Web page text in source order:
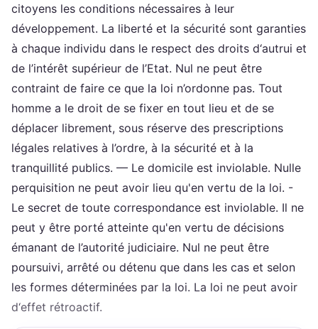
citoyens les conditions nécessaires à leur
développement. La liberté et la sécurité sont garanties
à chaque individu dans le respect des droits d‘autrui et
de l’intérêt supérieur de l’Etat. Nul ne peut être
contraint de faire ce que la loi n’ordonne pas. Tout
homme a le droit de se fixer en tout lieu et de se
déplacer librement, sous réserve des prescriptions
légales relatives à l’ordre, à la sécurité et à la
tranquillité publics. — Le domicile est inviolable. Nulle
perquisition ne peut avoir lieu qu'en vertu de la loi. -
Le secret de toute correspondance est inviolable. Il ne
peut y être porté atteinte qu'en vertu de décisions
émanant de l’autorité judiciaire. Nul ne peut être
poursuivi, arrêté ou détenu que dans les cas et selon
les formes déterminées par la loi. La loi ne peut avoir
d‘effet rétroactif.